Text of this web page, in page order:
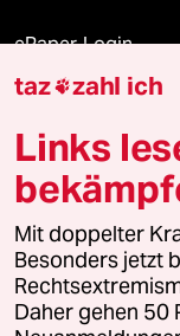
ePaper Login
Downloads für
© 2026 taz
Alle Rechte
wenden Sie sich bitte an
Feedback
taz zahl ich
Links
Mit doppelter
Besonders jetzt
Daher gehen 50